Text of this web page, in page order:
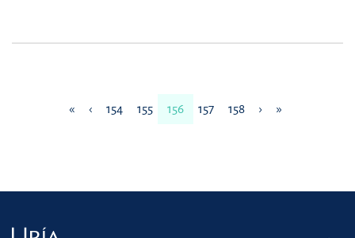
« ‹ 154 155 156 157 158 › »